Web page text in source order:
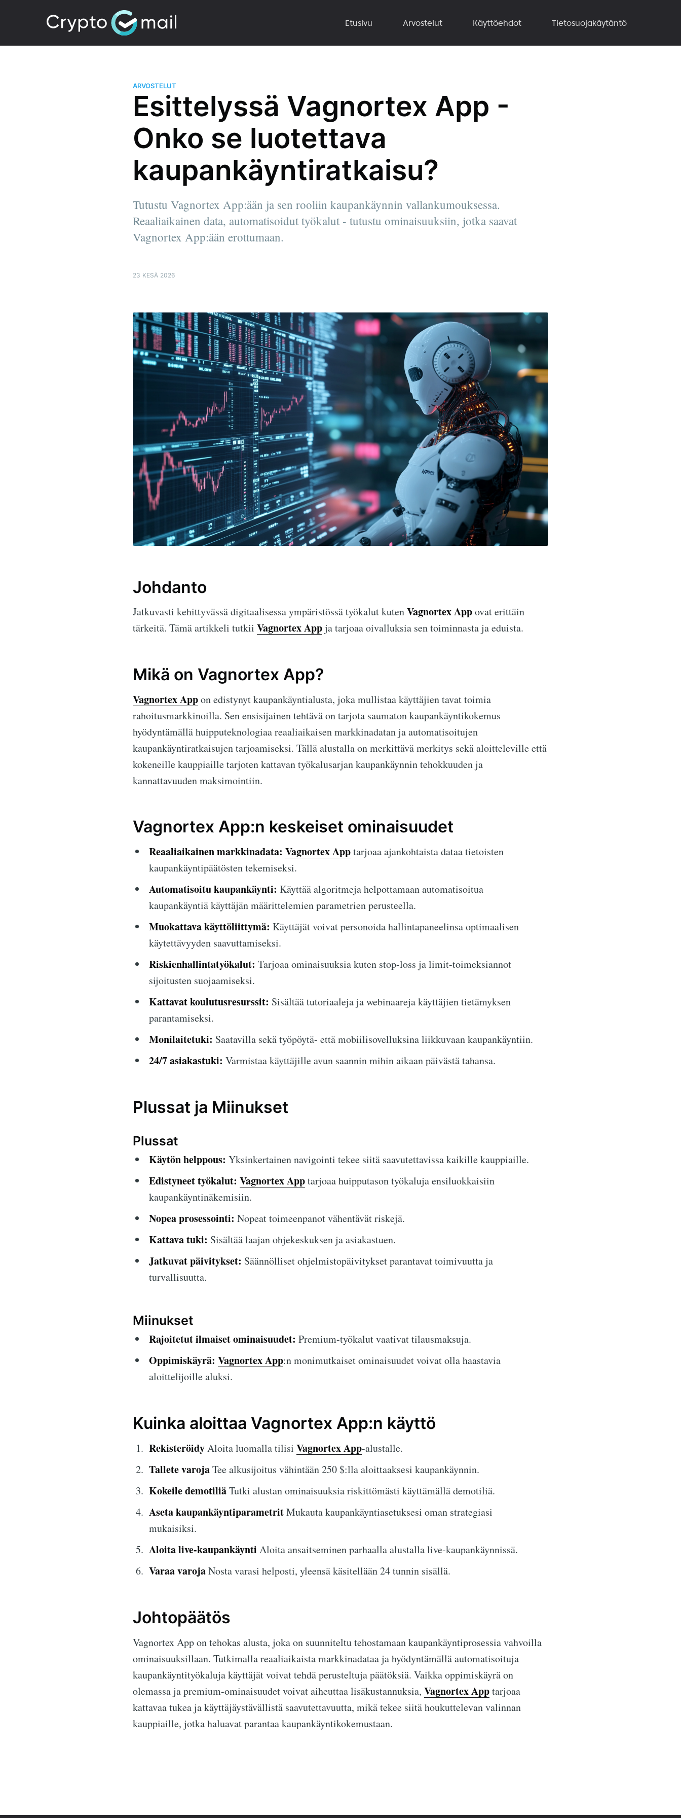
Etusivu Arvostelut Käyttöehdot Tietosuojakäytäntö
ARVOSTELUT
Esittelyssä Vagnortex App -
Onko se luotettava
kaupankäyntiratkaisu?
Tutustu Vagnortex App:ään ja sen rooliin kaupankäynnin vallankumouksessa.
Reaaliaikainen data, automatisoidut työkalut - tutustu ominaisuuksiin, jotka saavat
Vagnortex App:ään erottumaan.
23 KESÄ 2026
Johdanto
Jatkuvasti kehittyvässä digitaalisessa ympäristössä työkalut kutenVagnortex Appovat erittäin
tärkeitä. Tämä artikkeli tutkii Vagnortex Appja tarjoaa oivalluksia sen toiminnasta ja eduista.
Mikä on Vagnortex App?
Vagnortex Appon edistynyt kaupankäyntialusta, joka mullistaa käyttäjien tavat toimia
rahoitusmarkkinoilla. Sen ensisijainen tehtävä on tarjota saumaton kaupankäyntikokemus
hyödyntämällä huipputeknologiaa reaaliaikaisen markkinadatan ja automatisoitujen
kaupankäyntiratkaisujen tarjoamiseksi. Tällä alustalla on merkittävä merkitys sekä aloitteleville että
kokeneille kauppiaille tarjoten kattavan työkalusarjan kaupankäynnin tehokkuuden ja
kannattavuuden maksimointiin.
Vagnortex App:n keskeiset ominaisuudet
Reaaliaikainen markkinadata: Vagnortex Apptarjoaa ajankohtaista dataa tietoisten
kaupankäyntipäätösten tekemiseksi.
Automatisoitu kaupankäynti: Käyttää algoritmeja helpottamaan automatisoitua
kaupankäyntiä käyttäjän määrittelemien parametrien perusteella.
Muokattava käyttöliittymä: Käyttäjät voivat personoida hallintapaneelinsa optimaalisen
käytettävyyden saavuttamiseksi.
Riskienhallintatyökalut: Tarjoaa ominaisuuksia kuten stop-loss ja limit-toimeksiannot
sijoitusten suojaamiseksi.
Kattavat koulutusresurssit: Sisältää tutoriaaleja ja webinaareja käyttäjien tietämyksen
parantamiseksi.
Monilaitetuki: Saatavilla sekä työpöytä- että mobiilisovelluksina liikkuvaan kaupankäyntiin.
24/7 asiakastuki: Varmistaa käyttäjille avun saannin mihin aikaan päivästä tahansa.
Plussat ja Miinukset
Plussat
Käytön helppous: Yksinkertainen navigointi tekee siitä saavutettavissa kaikille kauppiaille.
Edistyneet työkalut: Vagnortex Apptarjoaa huipputason työkaluja ensiluokkaisiin
kaupankäyntinäkemisiin.
Nopea prosessointi: Nopeat toimeenpanot vähentävät riskejä.
Kattava tuki: Sisältää laajan ohjekeskuksen ja asiakastuen.
Jatkuvat päivitykset: Säännölliset ohjelmistopäivitykset parantavat toimivuutta ja
turvallisuutta.
Miinukset
Rajoitetut ilmaiset ominaisuudet: Premium-työkalut vaativat tilausmaksuja.
Oppimiskäyrä: Vagnortex App:n monimutkaiset ominaisuudet voivat olla haastavia
aloittelijoille aluksi.
Kuinka aloittaa Vagnortex App:n käyttö
RekisteröidyAloita luomalla tilisi Vagnortex App-alustalle.
Tallete varojaTee alkusijoitus vähintään 250 $:lla aloittaaksesi kaupankäynnin.
Kokeile demotiliäTutki alustan ominaisuuksia riskittömästi käyttämällä demotiliä.
Aseta kaupankäyntiparametritMukauta kaupankäyntiasetuksesi oman strategiasi
mukaisiksi.
Aloita live-kaupankäynti Aloita ansaitseminen parhaalla alustalla live-kaupankäynnissä.
Varaa varojaNosta varasi helposti, yleensä käsitellään 24 tunnin sisällä.
Johtopäätös
Vagnortex App on tehokas alusta, joka on suunniteltu tehostamaan kaupankäyntiprosessia vahvoilla
ominaisuuksillaan. Tutkimalla reaaliaikaista markkinadataa ja hyödyntämällä automatisoituja
kaupankäyntityökaluja käyttäjät voivat tehdä perusteltuja päätöksiä. Vaikka oppimiskäyrä on
olemassa ja premium-ominaisuudet voivat aiheuttaa lisäkustannuksia, Vagnortex Apptarjoaa
kattavaa tukea ja käyttäjäystävällistä saavutettavuutta, mikä tekee siitä houkuttelevan valinnan
kauppiaille, jotka haluavat parantaa kaupankäyntikokemustaan.